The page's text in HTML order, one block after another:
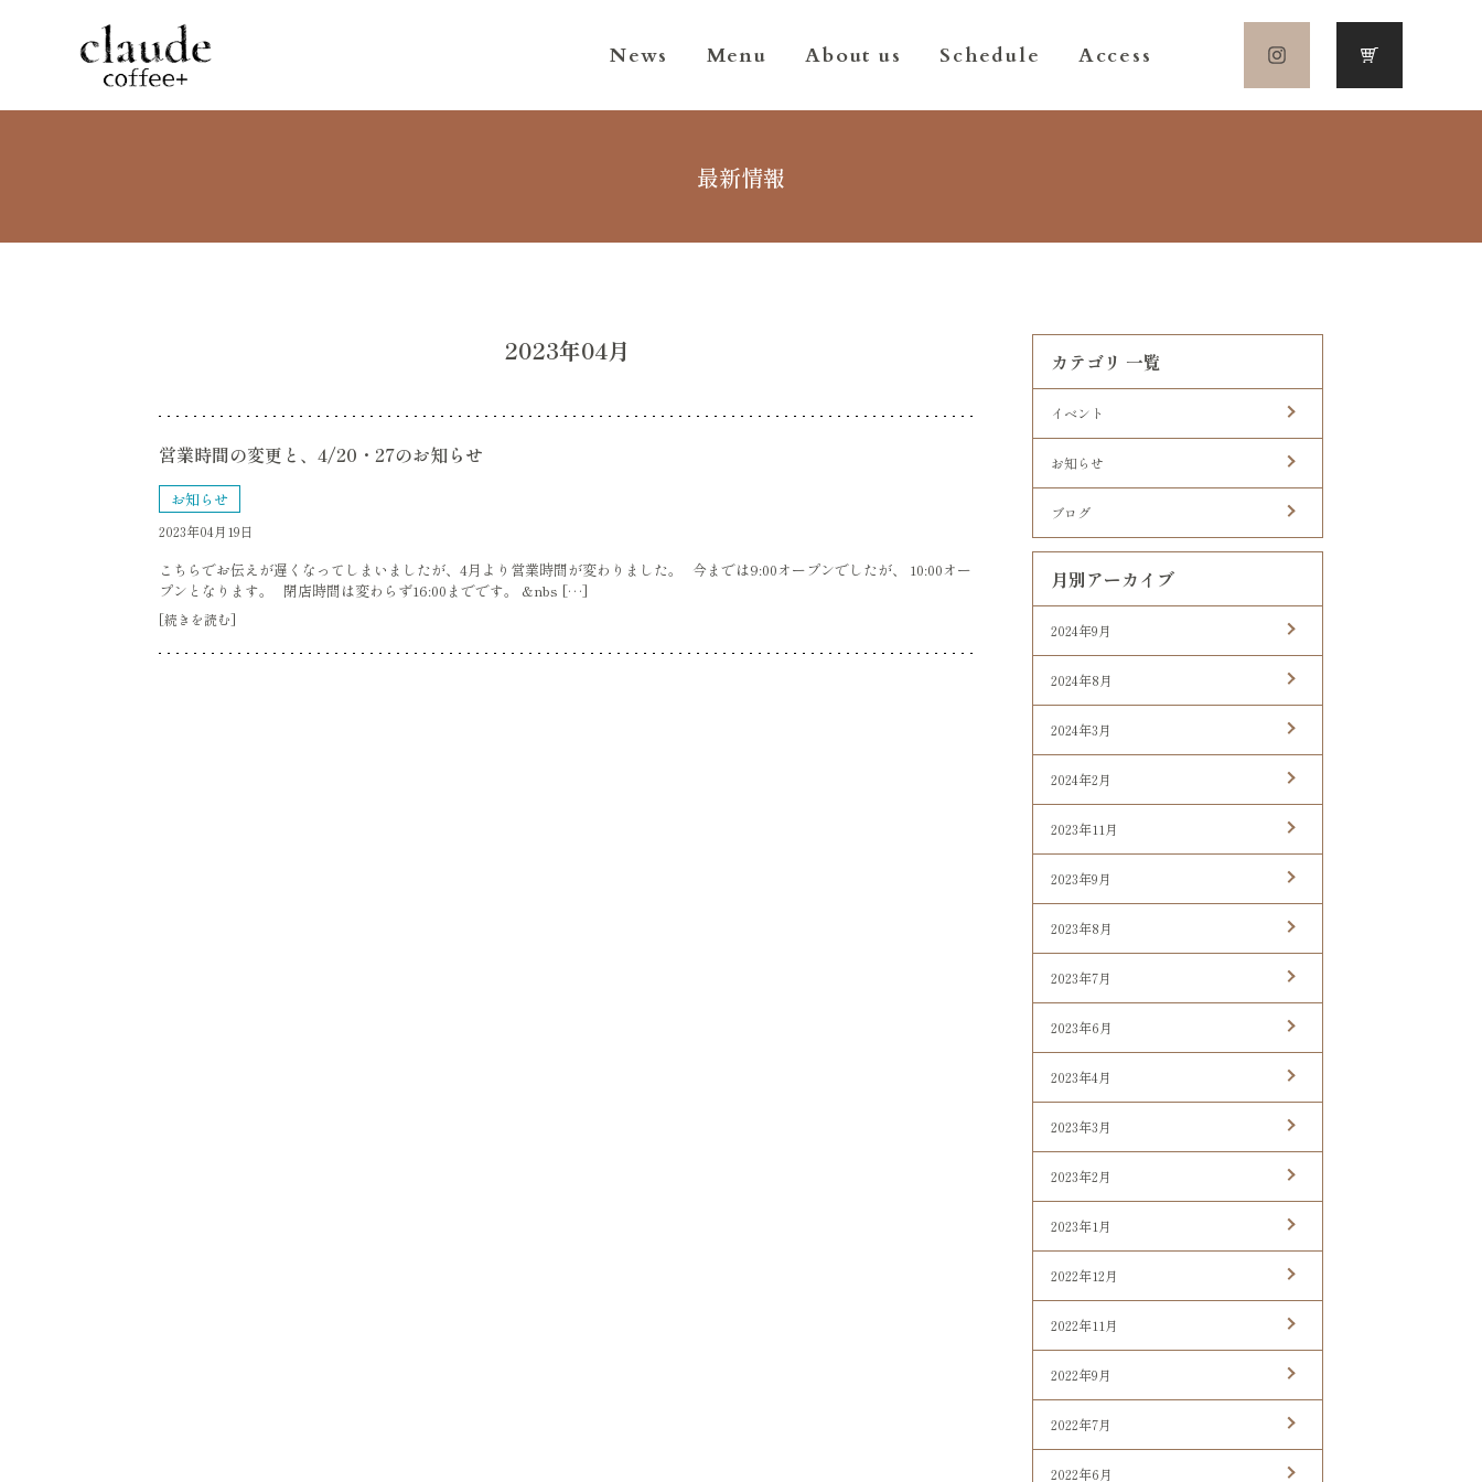
News Menu About us Schedule Access
最新情報
2023年04月
営業時間の変更と、4/20・27のお知らせ
お知らせ
2023年04月19日
こちらでお伝えが遅くなってしまいましたが、4月より営業時間が変わりました。 今までは9:00オープンでしたが、 10:00オー
プンとなります。 閉店時間は変わらず16:00までです。 &nbs […]
[続きを読む]
カテゴリ 一覧
イベント
お知らせ
ブログ
月別アーカイブ
2024年9月
2024年8月
2024年3月
2024年2月
2023年11月
2023年9月
2023年8月
2023年7月
2023年6月
2023年4月
2023年3月
2023年2月
2023年1月
2022年12月
2022年11月
2022年9月
2022年7月
2022年6月